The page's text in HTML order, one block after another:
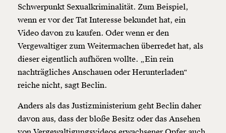
Schwerpunkt Sexualkriminalität. Zum Beispiel,
wenn er vor der Tat Interesse bekundet hat, ein
Video davon zu kaufen. Oder wenn er den
Vergewaltiger zum Weitermachen überredet hat, als
dieser eigentlich aufhören wollte. „Ein rein
nachträgliches Anschauen oder Herunterladen“
reiche nicht, sagt Beclin.
Anders als das Justizministerium geht Beclin daher
davon aus, dass der bloße Besitz oder das Ansehen